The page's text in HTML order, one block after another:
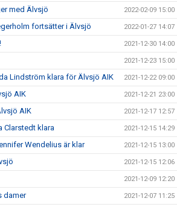
med Älvsjö 2022-02-09 15:00
fortsätter i Älvsjö 2022-01-27 14:07
2021-12-30 14:00
2021-12-23 15:00
Lindström klara för Älvsjö AIK 2021-12-22 09:00
AIK 2021-12-21 23:00
AIK 2021-12-17 12:57
Clarstedt klara 2021-12-15 14:29
Wendelius är klar 2021-12-15 13:00
2021-12-15 12:06
2021-12-09 12:20
damer 2021-12-07 11:25